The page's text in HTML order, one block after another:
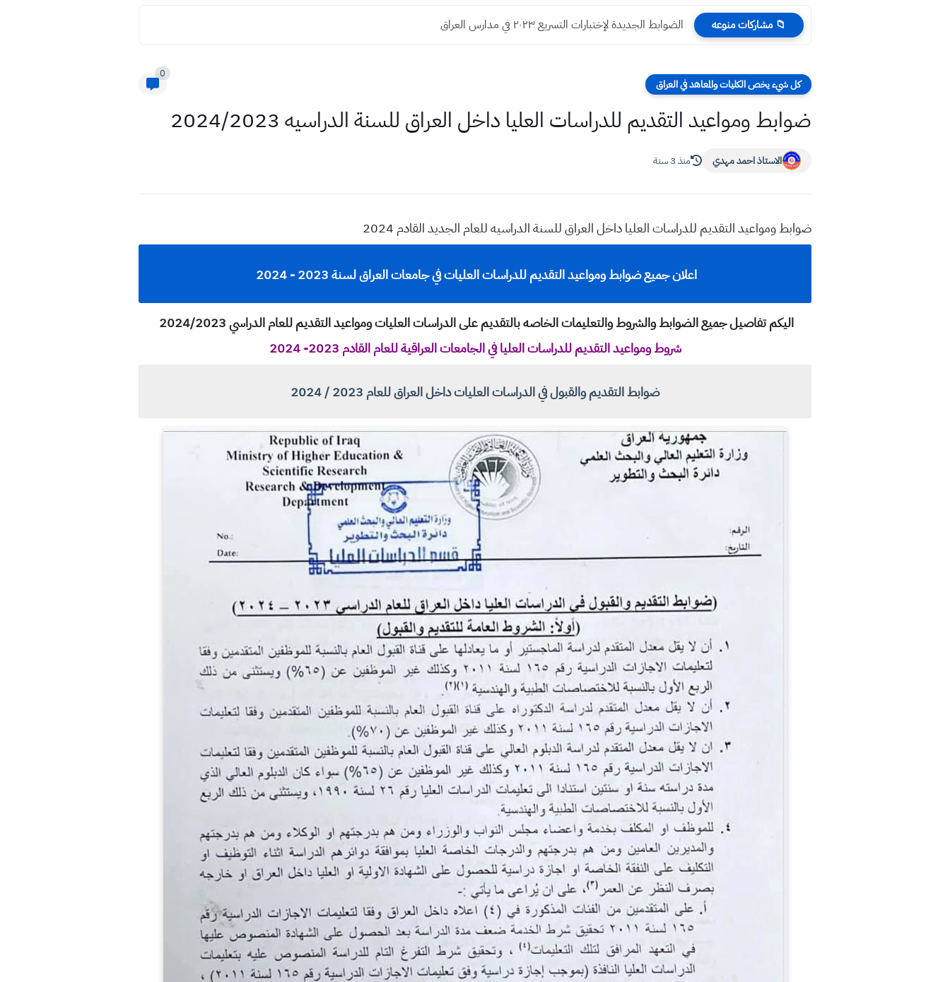
📁 مشاركات منوعه الضوابط الجديدة لإختبارات التسريع ٢٠٢٣ في مدارس العراق
كل شيء يخص الكليات والمعاهد في العراق
0
ضوابط ومواعيد التقديم للدراسات العليا داخل العراق للسنة الدراسيه 2024/2023
الاستاذ احمد مهدي منذ 3 سنة
ضوابط ومواعيد التقديم للدراسات العليا داخل العراق للسنة الدراسيه للعام الجديد القادم 2024
اعلان جميع ضوابط ومواعيد التقديم للدراسات العليات في جامعات العراق لسنة 2023 - 2024
اليكم تفاصيل جميع الضوابط والشروط والتعليمات الخاصه بالتقديم على الدراسات العليات ومواعيد التقديم للعام الدراسي 2024/2023
شروط ومواعيد التقديم للدراسات العليا في الجامعات العراقية للعام القادم 2023- 2024
ضوابط التقديم والقبول في الدراسات العليات داخل العراق للعام 2023 / 2024